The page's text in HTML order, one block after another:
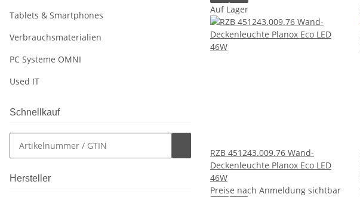
Auf Lager
RZB 451243.009.76 Wand-
Deckenleuchte Planox Eco LED
46W
Preise nach Anmeldung sichtbar
Tablets & Smartphones
Verbrauchsmaterialien
PC Systeme OMNI
Used IT
Schnellkauf
Hersteller